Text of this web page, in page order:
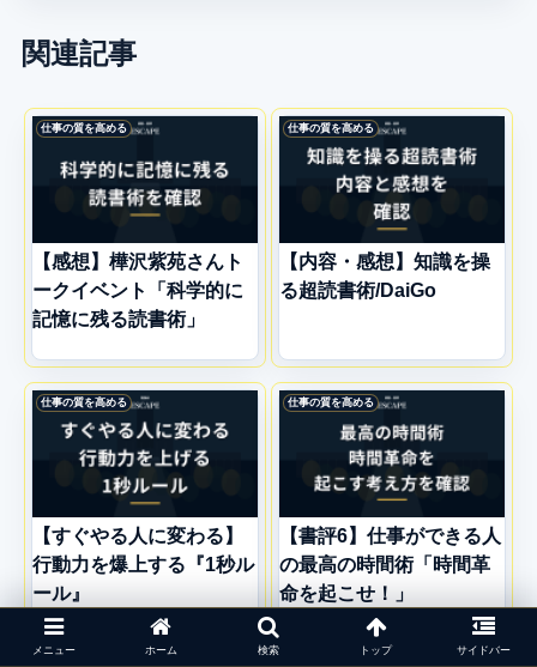
関連記事
仕事の質を高める
【感想】樺沢紫苑さんト
ークイベント「科学的に
記憶に残る読書術」
仕事の質を高める
【内容・感想】知識を操
る超読書術/DaiGo
仕事の質を高める
【すぐやる人に変わる】
行動力を爆上する『1秒ル
ール』
仕事の質を高める
【書評6】仕事ができる人
の最高の時間術「時間革
命を起こせ！」
メニュー ホーム 検索 トップ サイドバー